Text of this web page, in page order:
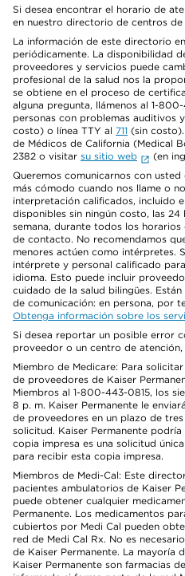
Si desea encontrar el horario de
en nuestro directorio de centros de
La información de este directorio
periódicamente. La disponibilidad
proveedores y servicios puede
profesional de la salud nos la
se obtiene en el proceso de
alguna pregunta, llámenos al 1-
personas con problemas auditivos
costo) o línea TTY al 711 (sin
de Médicos de California (Medical
2382 o visitar su sitio web
(en
Queremos comunicarnos con
más cómodo cuando nos llame o
interpretación calificados, incluido
disponibles sin ningún costo, las
semana, durante todos los
de contacto. No recomendamos
menores actúen como intérpretes.
intérprete y personal calificado
idioma. Esto puede incluir
cuidado de la salud bilingües.
de comunicación: en persona, por
Obtenga información sobre los
Si desea reportar un posible error
proveedor o un centro de atención,
Miembro de Medicare: Para
de proveedores de Kaiser
Miembros al 1-800-443-0815, los
8 p. m. Kaiser Permanente le
de proveedores en un plazo de
solicitud. Kaiser Permanente
copia impresa es una solicitud
para recibir esta copia impresa.
Miembros de Medi-Cal: Este
pacientes ambulatorios de Kaiser
puede obtener cualquier
Permanente. Los medicamentos
cubiertos por Medi Cal pueden
red de Medi Cal Rx. No es
de Kaiser Permanente. La mayoría
Kaiser Permanente son farmacias